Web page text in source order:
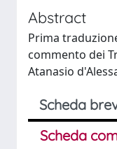
Abstract
Prima
commento dei
Atanasio
Scheda
Scheda